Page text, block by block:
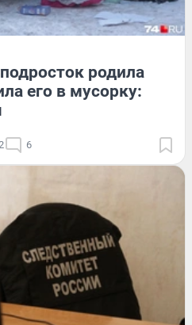
родила
его в мусорку:
6